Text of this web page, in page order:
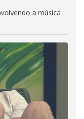
a música